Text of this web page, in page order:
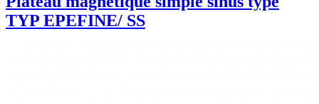
TYP EPEFINE/ SS